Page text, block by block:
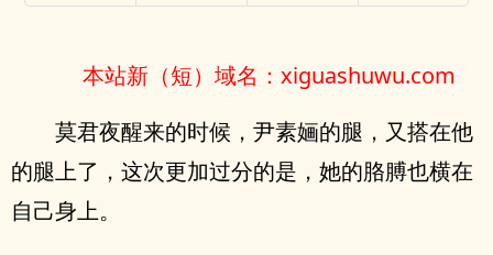
本站新（短）域名：xiguashuwu.com
莫君夜醒来的时候，尹素婳的腿，又搭在他
的腿上了，这次更加过分的是，她的胳膊也横在
自己身上。